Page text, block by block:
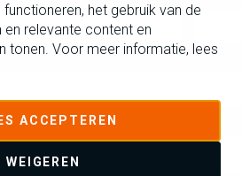
het gebruik van de
relevante content en
tonen. Voor meer informatie, lees
ACCEPTEREN
WEIGEREN